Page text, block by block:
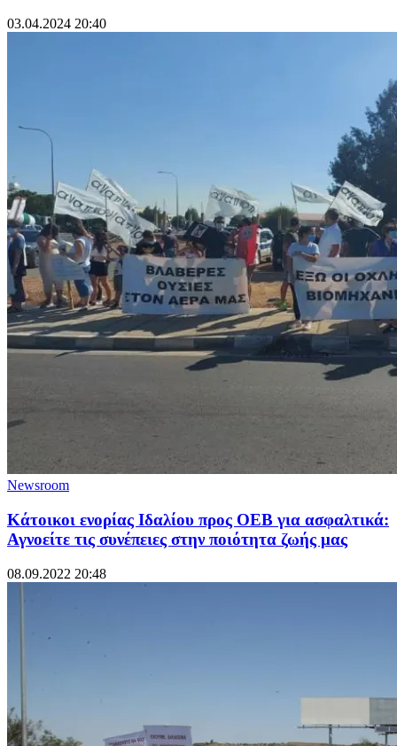
03.04.2024 20:40
Newsroom
Κάτοικοι ενορίας Ιδαλίου προς ΟΕΒ για ασφαλτικά:
Αγνοείτε τις συνέπειες στην ποιότητα ζωής μας
08.09.2022 20:48